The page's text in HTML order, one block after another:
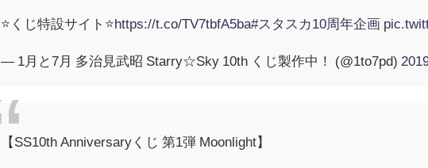
⭐️くじ特設サイト⭐️https://t.co/TV7tbfA5ba#スタスカ10周年企画
— 1月と7月 多治見武昭 Starry☆Sky 10th くじ製作中！ (@1to7pd)
【SS10th Anniversaryくじ 第1弾 Moonlight】